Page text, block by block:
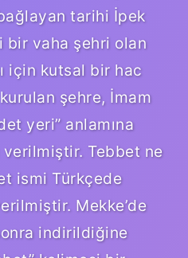
tarihi İpek
bir vaha şehri olan
için kutsal bir hac
şehre, İmam
yeri” anlamına
verilmiştir. Tebbet ne
ismi Türkçede
Mekke’de
indirildiğine